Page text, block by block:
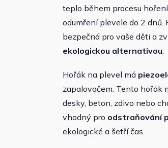
teplo během procesu hoření
odumření plevele do 2
bezpečná pro vaše děti a
ekologickou alternativou.
Hořák na plevel má
zapalovačem. Tento hořák
desky, beton, zdivo nebo
vhodný pro odstraňování
ekologické a šetří čas.